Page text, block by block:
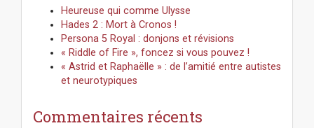
Heureuse qui comme Ulysse
Hades 2 : Mort à Cronos !
Persona 5 Royal : donjons et révisions
« Riddle of Fire », foncez si vous pouvez !
« Astrid et Raphaëlle » : de l’amitié entre autistes
et neurotypiques
Commentaires récents